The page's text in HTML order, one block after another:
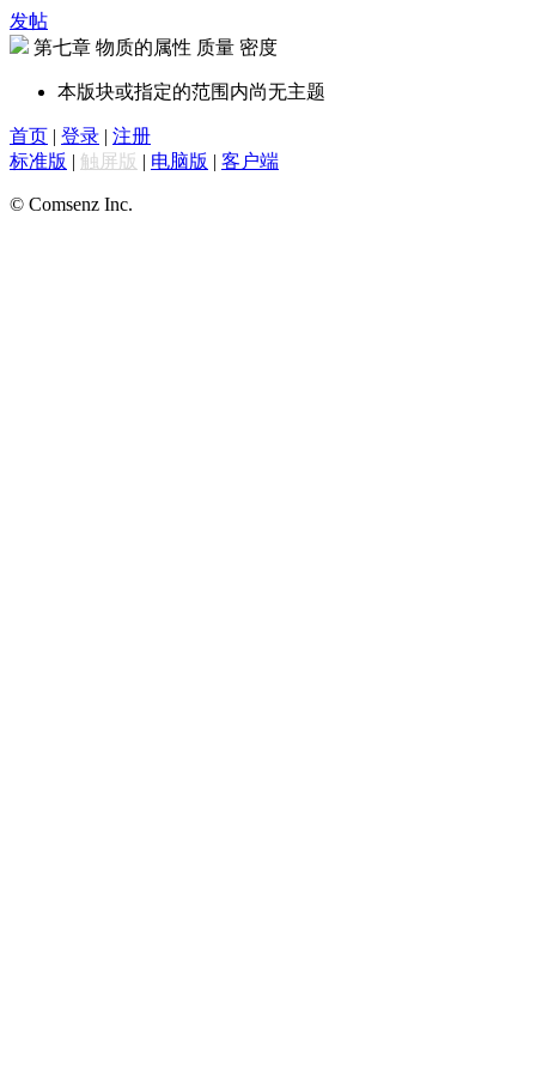
发帖
第七章 物质的属性 质量 密度
本版块或指定的范围内尚无主题
首页 | 登录 | 注册
标准版 | 触屏版 | 电脑版 | 客户端
© Comsenz Inc.